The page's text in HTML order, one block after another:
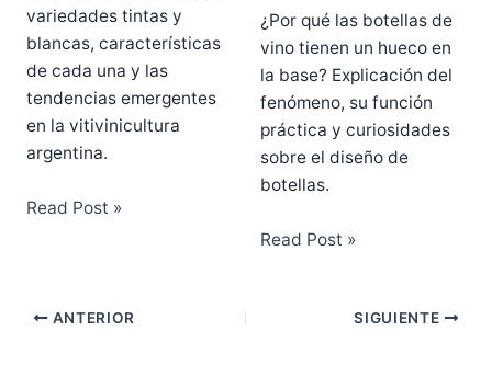
variedades tintas y
blancas, características
de cada una y las
tendencias emergentes
en la vitivinicultura
argentina.
Read Post »
¿Por qué las botellas de
vino tienen un hueco en
la base? Explicación del
fenómeno, su función
práctica y curiosidades
sobre el diseño de
botellas.
Read Post »
ANTERIOR SIGUIENTE